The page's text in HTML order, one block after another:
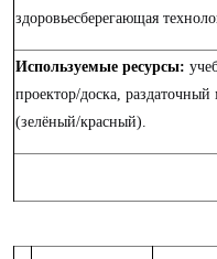
здоровьесберегающая
Используемые ресурсы:
проектор/доска,
(зелёный/красный).